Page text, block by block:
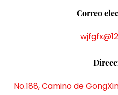
Correo
No.188, Camino de